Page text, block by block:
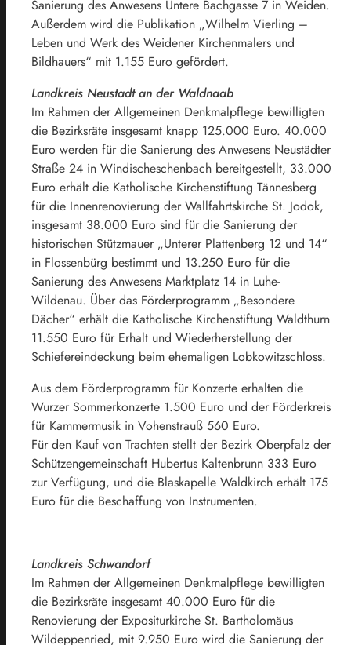
Sanierung des Anwesens Untere Bachgasse 7 in Weiden.
Außerdem wird die Publikation „Wilhelm Vierling –
Leben und Werk des Weidener Kirchenmalers und
Bildhauers“ mit 1.155 Euro gefördert.
Landkreis Neustadt an der Waldnaab
Im Rahmen der Allgemeinen Denkmalpflege bewilligten
die Bezirksräte insgesamt knapp 125.000 Euro. 40.000
Euro werden für die Sanierung des Anwesens Neustädter
Straße 24 in Windischeschenbach bereitgestellt, 33.000
Euro erhält die Katholische Kirchenstiftung Tännesberg
für die Innenrenovierung der Wallfahrtskirche St. Jodok,
insgesamt 38.000 Euro sind für die Sanierung der
historischen Stützmauer „Unterer Plattenberg 12 und 14“
in Flossenbürg bestimmt und 13.250 Euro für die
Sanierung des Anwesens Marktplatz 14 in Luhe-
Wildenau. Über das Förderprogramm „Besondere
Dächer“ erhält die Katholische Kirchenstiftung Waldthurn
11.550 Euro für Erhalt und Wiederherstellung der
Schiefereindeckung beim ehemaligen Lobkowitzschloss.
Aus dem Förderprogramm für Konzerte erhalten die
Wurzer Sommerkonzerte 1.500 Euro und der Förderkreis
für Kammermusik in Vohenstrauß 560 Euro.
Für den Kauf von Trachten stellt der Bezirk Oberpfalz der
Schützengemeinschaft Hubertus Kaltenbrunn 333 Euro
zur Verfügung, und die Blaskapelle Waldkirch erhält 175
Euro für die Beschaffung von Instrumenten.
Landkreis Schwandorf
Im Rahmen der Allgemeinen Denkmalpflege bewilligten
die Bezirksräte insgesamt 40.000 Euro für die
Renovierung der Expositurkirche St. Bartholomäus
Wildeppenried, mit 9.950 Euro wird die Sanierung der